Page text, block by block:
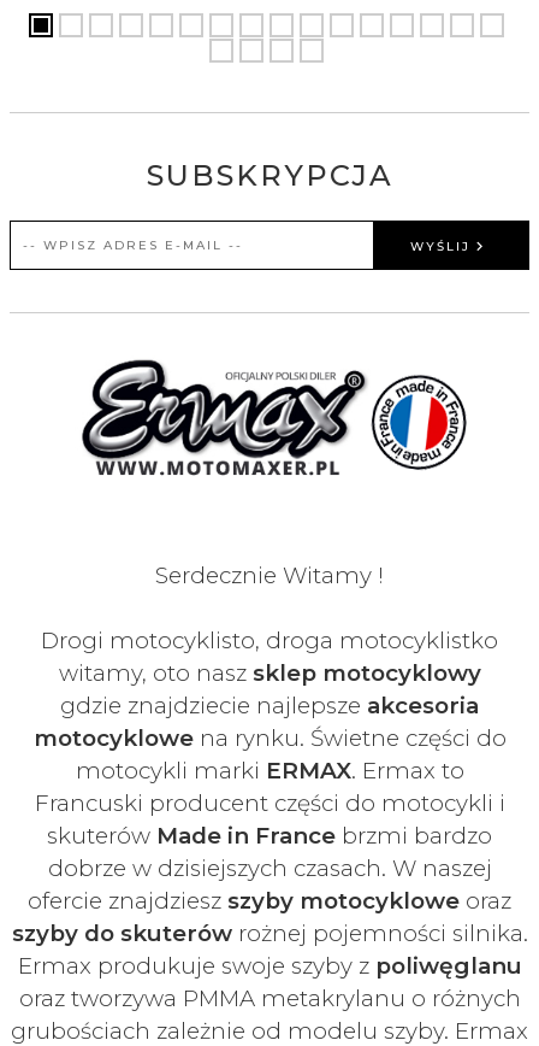
SUBSKRYPCJA
WYŚLIJ
Serdecznie Witamy !
Drogi motocyklisto, droga motocyklistko
witamy, oto nasz sklep motocyklowy
gdzie znajdziecie najlepsze akcesoria
motocyklowena rynku. Świetne części do
motocykli marki ERMAX. Ermax to
Francuski producent części do motocykli i
skuterów Made in France brzmi bardzo
dobrze w dzisiejszych czasach. W naszej
ofercie znajdziesz szyby motocyklowe oraz
szyby do skuterówrożnej pojemności silnika.
Ermax produkuje swoje szyby z poliwęglanu
oraz tworzywa PMMA metakrylanu o różnych
grubościach zależnie od modelu szyby. Ermax